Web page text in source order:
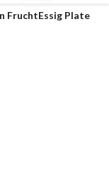
FruchtEssig Plate